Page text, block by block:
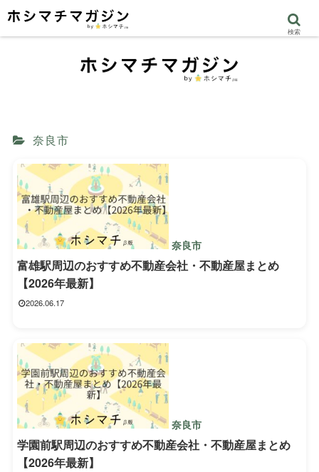
奈良市
奈良市
富雄駅周辺のおすすめ不動産会社・不動産屋まとめ
【2026年最新】
2026.06.17
奈良市
学園前駅周辺のおすすめ不動産会社・不動産屋まとめ
【2026年最新】
検索